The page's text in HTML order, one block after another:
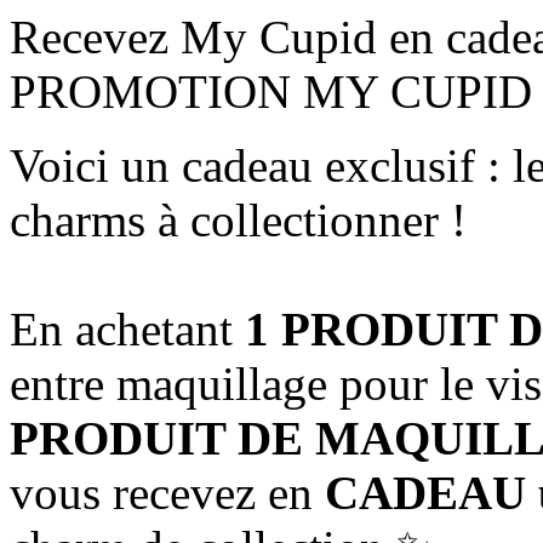
Recevez My Cupid en
PROMOTION MY CUPID
Voici un cadeau exclusif :
charms à collectionner !
En achetant 1 PRODUIT
entre maquillage pour le
PRODUIT DE
vous recevez en CADEAU